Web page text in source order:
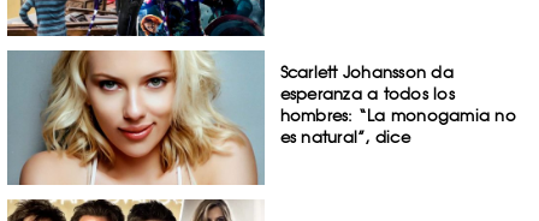
Scarlett Johansson da
esperanza a todos los
hombres: “La monogamia no
es natural”, dice